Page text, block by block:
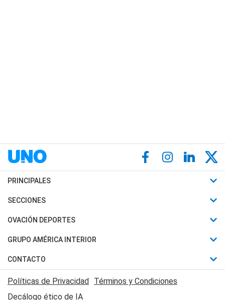
PRINCIPALES
Últimas Noticias
Política
Judiciales
Economia
SECCIONES
Horóscopo
Motores
Trucos caseros
Series y Películas
OVACIÓN DEPORTES
Fútbol
Mundial
Automovilismo
Rugby
GRUPO AMÉRICA INTERIOR
Canal 7 en Vivo
CONTACTO
Acerca de Nosotros
Contactanos
Políticas de Privacidad Términos y Condiciones
Decálogo ético de IA